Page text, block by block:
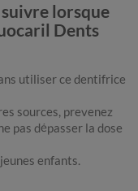
lorsque
Dents
utiliser ce dentifrice
sources, prevenez
pas dépasser la dose
enfants.